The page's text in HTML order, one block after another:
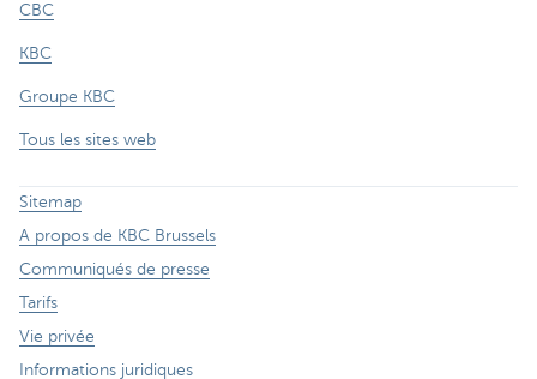
CBC
KBC
Groupe KBC
Tous les sites web
Sitemap
A propos de KBC Brussels
Communiqués de presse
Tarifs
Vie privée
Informations juridiques